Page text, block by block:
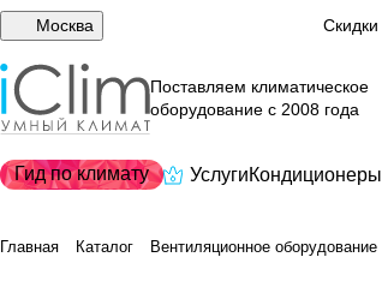
Москва Скидки
Поставляем климатическое
оборудование с 2008 года
Гид по климату УслугиКондиционеры
Главная Каталог Вентиляционное оборудование